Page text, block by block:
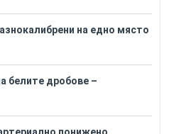
на едно място
белите дробове –